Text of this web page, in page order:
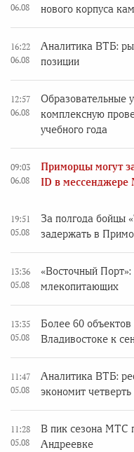
06.08
нового корпуса
16:22
06.08
Аналитика ВТБ:
позиции
12:57
06.08
Образовательные
комплексную
учебного года
09:03
06.08
Приморцы могут
ID в мессенджере
19:51
05.08
За полгода бойцы
задержать в
13:36
05.08
«Восточный Порт»:
млекопитающих
13:35
05.08
Более 60 объектов
Владивостоке к
11:47
05.08
Аналитика ВТБ:
экономит
11:28
05.08
В пик сезона МТС
Андреевке